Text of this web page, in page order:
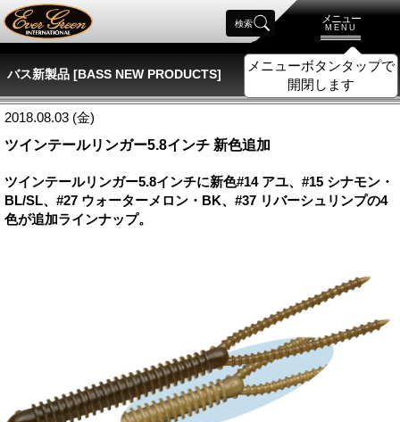
メニュー
MENU
メニューボタンタップで
開閉します
検索
バス新製品 [BASS NEW PRODUCTS]
2018.08.03 (金)
ツインテールリンガー5.8インチ 新色追加
ツインテールリンガー5.8インチに新色#14 アユ、#15 シナモン・
BL/SL、#27 ウォーターメロン・BK、#37 リバーシュリンプの4
色が追加ラインナップ。